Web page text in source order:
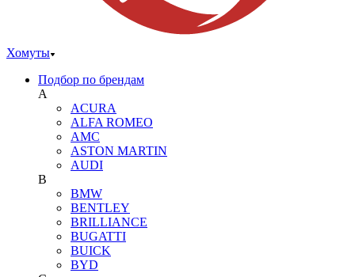
Хомуты
Подбор по брендам
A
ACURA
ALFA ROMEO
AMC
ASTON MARTIN
AUDI
B
BMW
BENTLEY
BRILLIANCE
BUGATTI
BUICK
BYD